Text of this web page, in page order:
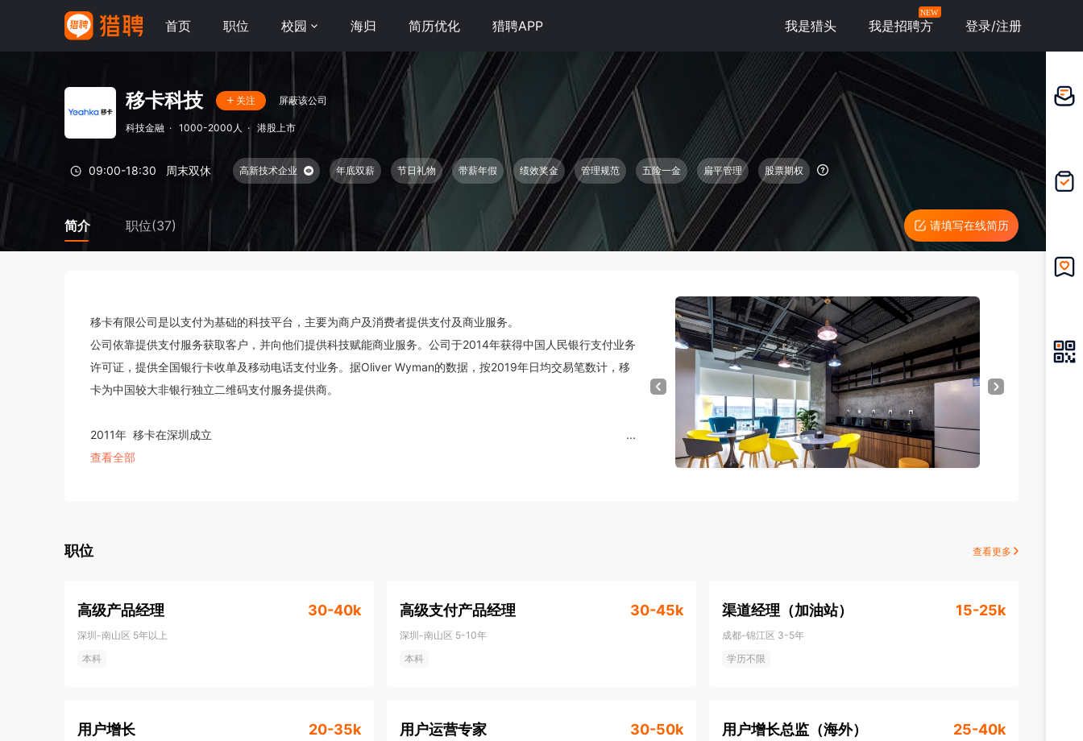
首页 职位 校园 海归 简历优化 猎聘APP 我是猎头 我是招聘方
NEW
登录/注册
移卡科技 关注 屏蔽该公司
科技金融 · 1000-2000人 · 港股上市
09:00-18:30 周末双休 高新技术企业 年底双薪 节日礼物 带薪年假 绩效奖金 管理规范 五险一金 扁平管理 股票期权
简介 职位(37) 请填写在线简历
移卡有限公司是以支付为基础的科技平台，主要为商户及消费者提供支付及商业服务。
公司依靠提供支付服务获取客户，并向他们提供科技赋能商业服务。公司于2014年获得中国人民银行支付业务
许可证，提供全国银行卡收单及移动电话支付业务。据Oliver Wyman的数据，按2019年日均交易笔数计，移
卡为中国较大非银行独立二维码支付服务提供商。
2011年  移卡在深圳成立
2012年  获得腾讯的战略投资
2016年  开始为商户和消费者提供金融科技服务
2019年  总支付交易量超过1.5万亿元
2020年  在香港上市，股票代码09923
...
查看全部
职位 查看更多
高级产品经理 30-40k
深圳-南山区 5年以上
本科
高级支付产品经理 30-45k
深圳-南山区 5-10年
本科
渠道经理（加油站） 15-25k
成都-锦江区 3-5年
学历不限
用户增长 20-35k 用户运营专家 30-50k 用户增长总监（海外） 25-40k